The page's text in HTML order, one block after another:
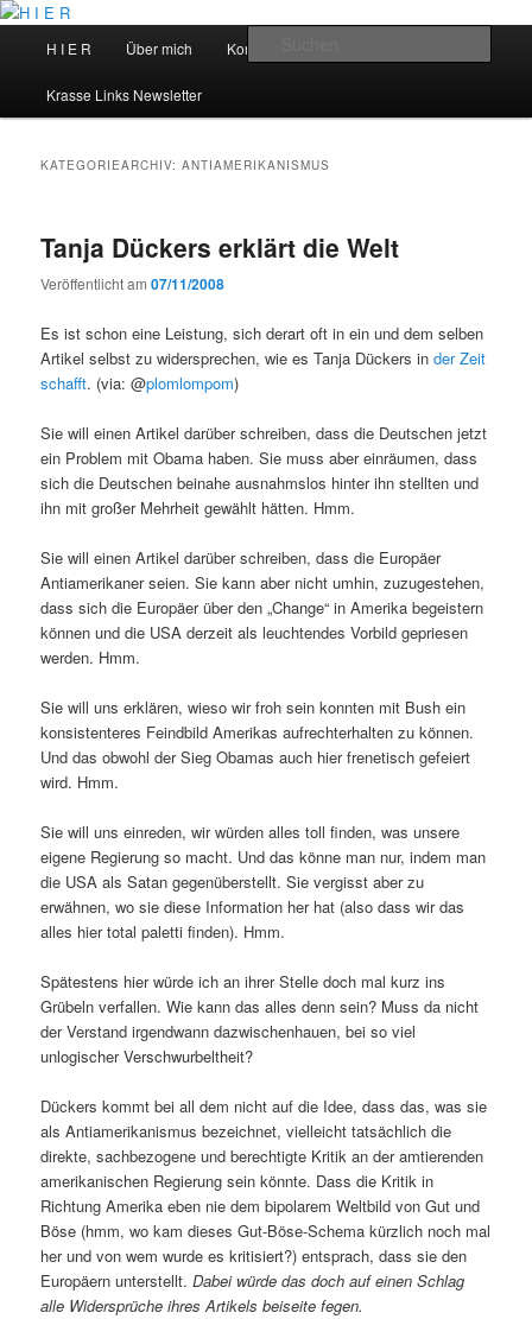
Zum
springen
Zum
springenH I E R
H I E R Über mich Kontakt
Krasse Links Newsletter
KATEGORIEARCHIV:ANTIAMERIKANISMUS
Tanja Dückers erklärt die Welt
Veröffentlicht am07/11/2008
Es ist schon eine Leistung, sich derart oft in ein und dem selben
Artikel selbst zu widersprechen, wie es Tanja Dückers inder Zeit
schafft. (via: @plomlompom)
Sie will einen Artikel darüber schreiben, dass die Deutschen jetzt
ein Problem mit Obama haben. Sie muss aber einräumen, dass
sich die Deutschen beinahe ausnahmslos hinter ihn stellten und
ihn mit großer Mehrheit gewählt hätten. Hmm.
Sie will einen Artikel darüber schreiben, dass die Europäer
Antiamerikaner seien. Sie kann aber nicht umhin, zuzugestehen,
dass sich die Europäer über den „Change“ in Amerika begeistern
können und die USA derzeit als leuchtendes Vorbild gepriesen
werden. Hmm.
Sie will uns erklären, wieso wir froh sein konnten mit Bush ein
konsistenteres Feindbild Amerikas aufrechterhalten zu können.
Und das obwohl der Sieg Obamas auch hier frenetisch gefeiert
wird. Hmm.
Sie will uns einreden, wir würden alles toll finden, was unsere
eigene Regierung so macht. Und das könne man nur, indem man
die USA als Satan gegenüberstellt. Sie vergisst aber zu
erwähnen, wo sie diese Information her hat (also dass wir das
alles hier total paletti finden). Hmm.
Spätestens hier würde ich an ihrer Stelle doch mal kurz ins
Grübeln verfallen. Wie kann das alles denn sein? Muss da nicht
der Verstand irgendwann dazwischenhauen, bei so viel
unlogischer Verschwurbeltheit?
Dückers kommt bei all dem nicht auf die Idee, dass das, was sie
als Antiamerikanismus bezeichnet, vielleicht tatsächlich die
direkte, sachbezogene und berechtigte Kritik an der amtierenden
amerikanischen Regierung sein könnte. Dass die Kritik in
Richtung Amerika eben nie dem bipolarem Weltbild von Gut und
Böse (hmm, wo kam dieses Gut-Böse-Schema kürzlich noch mal
her und von wem wurde es kritisiert?) entsprach, dass sie den
Europäern unterstellt.Dabei würde das doch auf einen Schlag
alle Widersprüche ihres Artikels beiseite fegen.